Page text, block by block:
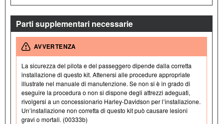
Parti supplementari necessarie
AVVERTENZA
La sicurezza del pilota e del passeggero dipende dalla corretta
installazione di questo kit. Attenersi alle procedure appropriate
illustrate nel manuale di manutenzione. Se non si è in grado di
eseguire la procedura o non si dispone degli attrezzi adeguati,
rivolgersi a un concessionario Harley-Davidson per l’installazione.
Un’installazione non corretta di questo kit può causare lesioni
gravi o mortali. (00333b)